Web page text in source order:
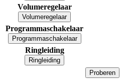
Volumeregelaar
Volumeregelaar
Programmaschakelaar
Programmaschakelaar
Ringleiding
Ringleiding
Proberen